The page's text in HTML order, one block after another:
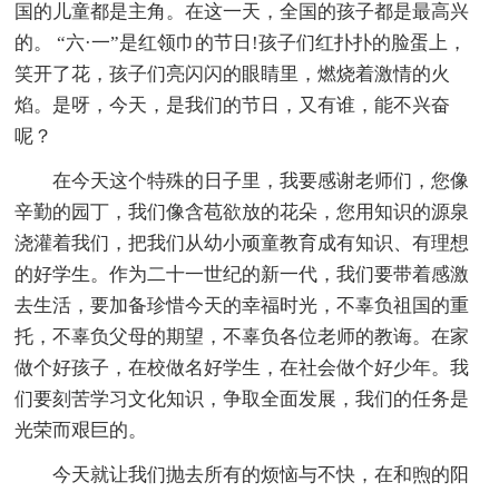
国的儿童都是主角。在这一天，全国的孩子都是最高兴
的。 “六·一”是红领巾的节日!孩子们红扑扑的脸蛋上，
笑开了花，孩子们亮闪闪的眼睛里，燃烧着激情的火
焰。是呀，今天，是我们的节日，又有谁，能不兴奋
呢？
在今天这个特殊的日子里，我要感谢老师们，您像
辛勤的园丁，我们像含苞欲放的花朵，您用知识的源泉
浇灌着我们，把我们从幼小顽童教育成有知识、有理想
的好学生。作为二十一世纪的新一代，我们要带着感激
去生活，要加备珍惜今天的幸福时光，不辜负祖国的重
托，不辜负父母的期望，不辜负各位老师的教诲。在家
做个好孩子，在校做名好学生，在社会做个好少年。我
们要刻苦学习文化知识，争取全面发展，我们的任务是
光荣而艰巨的。
今天就让我们抛去所有的烦恼与不快，在和煦的阳